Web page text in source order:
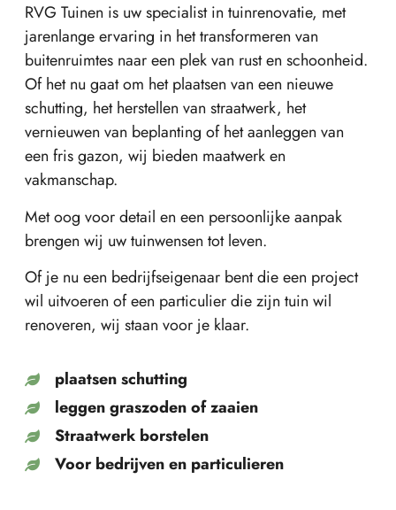
RVG Tuinen is uw specialist in tuinrenovatie, met
jarenlange ervaring in het transformeren van
buitenruimtes naar een plek van rust en schoonheid.
Of het nu gaat om het plaatsen van een nieuwe
schutting, het herstellen van straatwerk, het
vernieuwen van beplanting of het aanleggen van
een fris gazon, wij bieden maatwerk en
vakmanschap.
Met oog voor detail en een persoonlijke aanpak
brengen wij uw tuinwensen tot leven.
Of je nu een bedrijfseigenaar bent die een project
wil uitvoeren of een particulier die zijn tuin wil
renoveren, wij staan voor je klaar.
plaatsen schutting
leggen graszoden of zaaien
Straatwerk borstelen
Voor bedrijven en particulieren